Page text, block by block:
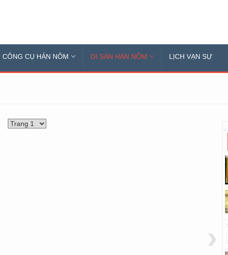
CÔNG CỤ HÁN NÔM DI SẢN HÁN NÔM LỊCH VẠN SỰ
›